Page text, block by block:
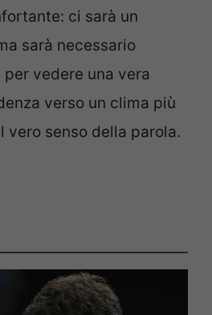
ci sarà un
sarà necessario
vedere una vera
verso un clima più
vero senso della parola.